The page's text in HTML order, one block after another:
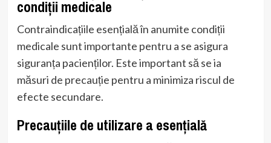
condiții medicale
Contraindicațiile esențială în anumite condiții
medicale sunt importante pentru a se asigura
siguranța pacienților. Este important să se ia
măsuri de precauție pentru a minimiza riscul de
efecte secundare.
Precauțiile de utilizare a esențială